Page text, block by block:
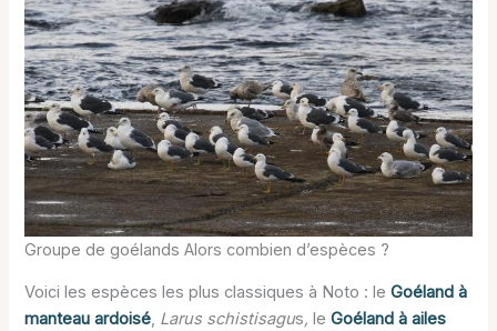
Groupe de goélands Alors combien d’espèces ?
Voici les espèces les plus classiques à Noto : le Goéland à
manteau ardoisé, Larus schistisagus, leGoéland à ailes